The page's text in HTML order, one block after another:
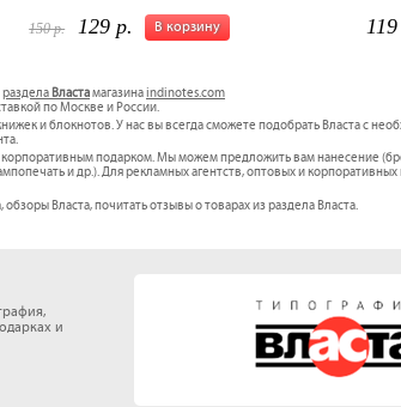
В корзину
150 р. 129 р.
раздела Властамагазинаindinotes.com
по Москве и России.
и блокнотов. У нас вы всегда сможете подобрать Власта с
подарком. Мы можем предложить вам нанесение
и др.). Для рекламных агентств, оптовых и
Власта, почитать отзывы о товарах из раздела Власта.
и